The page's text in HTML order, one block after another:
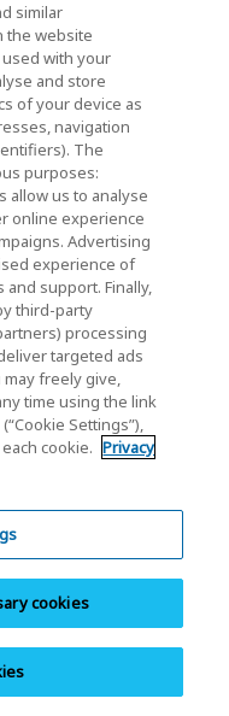
向け
SSD
SSD
SSD
SSD
対応 SSD
け
similar
the website
with your
and store
of your device as
navigation
The
purposes:
allow us to analyse
online experience
Advertising
experience of
support. Finally,
third-party
processing
targeted ads
may freely give,
time using the link
Settings”),
cookie. Privacy
cookies